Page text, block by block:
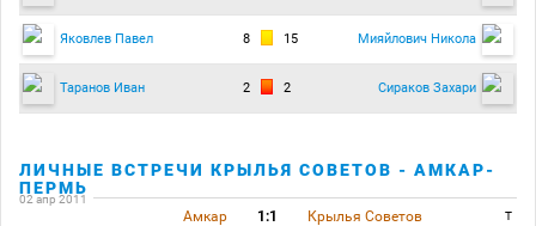
Яковлев Павел 8 15 Мияйлович Никола
Таранов Иван 2 2 Сираков Захари
ЛИЧНЫЕ ВСТРЕЧИ КРЫЛЬЯ СОВЕТОВ - АМКАР-
ПЕРМЬ
02 апр 2011
Амкар 1:1 Крылья Советов
T